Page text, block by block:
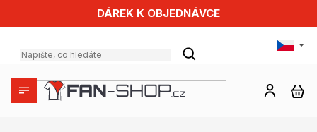
obsah
DÁREK K OBJEDNÁVCE
HLEDAT